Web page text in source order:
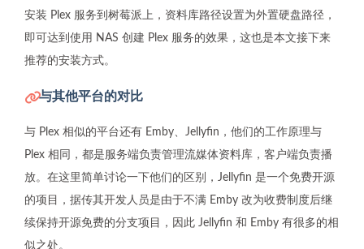
安装 Plex 服务到树莓派上，资料库路径设置为外置硬盘路径，
即可达到使用 NAS 创建 Plex 服务的效果，这也是本文接下来
推荐的安装方式。
与其他平台的对比
与 Plex 相似的平台还有 Emby、Jellyfin，他们的工作原理与
Plex 相同，都是服务端负责管理流媒体资料库，客户端负责播
放。在这里简单讨论一下他们的区别，Jellyfin 是一个免费开源
的项目，据传其开发人员是由于不满 Emby 改为收费制度后继
续保持开源免费的分支项目，因此 Jellyfin 和 Emby 有很多的相
似之处。